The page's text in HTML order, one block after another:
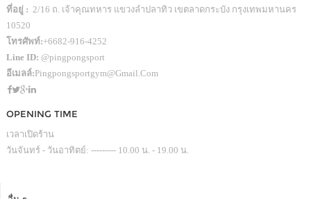
ที่อยู่ : 2/16 ถ. เจ้าคุณทหาร แขวงลำปลาทิว เขตลาดกระบัง กรุงเทพมหานคร
10520
โทรศัพท์:+6682-916-4252
Line ID: @pingpongsport
อีเมลล์:Pingpongsportgym@gmail.com
OPENING TIME
เวลาเปิดร้าน
วันจันทร์ - วันอาทิตย์: --------- 10.00 น. - 19.00 น.